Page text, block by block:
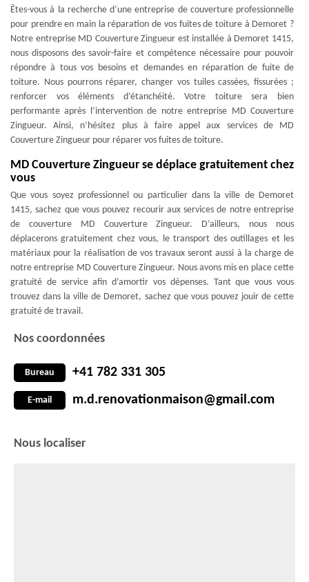
Êtes-vous à la recherche d’une entreprise de couverture professionnelle
pour prendre en main la réparation de vos fuites de toiture à Demoret ?
Notre entreprise MD Couverture Zingueur est installée à Demoret 1415,
nous disposons des savoir-faire et compétence nécessaire pour pouvoir
répondre à tous vos besoins et demandes en réparation de fuite de
toiture. Nous pourrons réparer, changer vos tuiles cassées, fissurées ;
renforcer vos éléments d’étanchéité. Votre toiture sera bien
performante après l’intervention de notre entreprise MD Couverture
Zingueur. Ainsi, n’hésitez plus à faire appel aux services de MD
Couverture Zingueur pour réparer vos fuites de toiture.
MD Couverture Zingueur se déplace gratuitement chez
vous
Que vous soyez professionnel ou particulier dans la ville de Demoret
1415, sachez que vous pouvez recourir aux services de notre entreprise
de couverture MD Couverture Zingueur. D’ailleurs, nous nous
déplacerons gratuitement chez vous, le transport des outillages et les
matériaux pour la réalisation de vos travaux seront aussi à la charge de
notre entreprise MD Couverture Zingueur. Nous avons mis en place cette
gratuité de service afin d’amortir vos dépenses. Tant que vous vous
trouvez dans la ville de Demoret, sachez que vous pouvez jouir de cette
gratuité de travail.
Nos coordonnées
Bureau +41 782 331 305
E-mail m.d.renovationmaison@gmail.com
Nous localiser